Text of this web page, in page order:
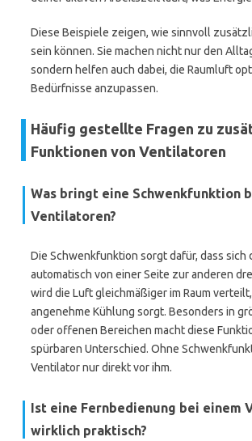
Diese Beispiele zeigen, wie sinnvoll
sein können. Sie machen nicht nur den
sondern helfen auch dabei, die Raumluft
Bedürfnisse anzupassen.
Häufig gestellte Fragen zu
Funktionen von Ventilatoren
Was bringt eine Schwenkfunktion
Ventilatoren?
Die Schwenkfunktion sorgt dafür, dass sich
automatisch von einer Seite zur anderen
wird die Luft gleichmäßiger im Raum
angenehme Kühlung sorgt. Besonders in
oder offenen Bereichen macht diese
spürbaren Unterschied. Ohne
Ventilator nur direkt vor ihm.
Ist eine Fernbedienung bei einem
wirklich praktisch?